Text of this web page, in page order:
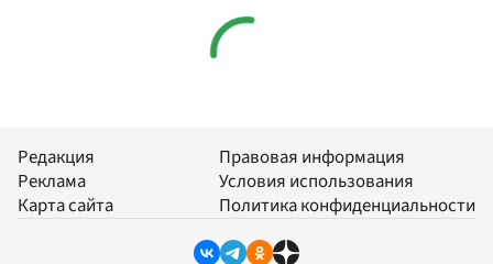
Редакция
Реклама
Карта сайта
Правовая информация
Условия использования
Политика конфиденциальности